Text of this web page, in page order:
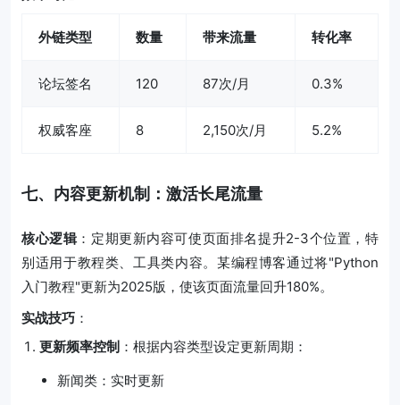
外链类型 数量 带来流量 转化率
论坛签名 120 87次/月 0.3%
权威客座 8 2,150次/月 5.2%
七、内容更新机制：激活长尾流量
核心逻辑：定期更新内容可使页面排名提升2-3个位置，特
别适用于教程类、工具类内容。某编程博客通过将"Python
入门教程"更新为2025版，使该页面流量回升180%。
实战技巧 ：
更新频率控制 ：根据内容类型设定更新周期：
新闻类：实时更新